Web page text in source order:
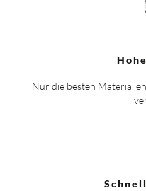
Nur die besten